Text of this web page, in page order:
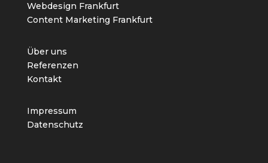
Webdesign Frankfurt
Content Marketing Frankfurt
Über uns
Referenzen
Kontakt
Impressum
Datenschutz